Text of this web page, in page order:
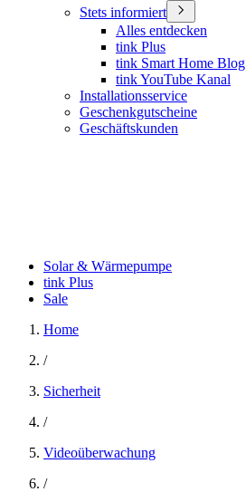
Stets informiert
Alles entdecken
tink Plus
tink Smart Home Blog
tink YouTube Kanal
Installationsservice
Geschenkgutscheine
Geschäftskunden
Solar & Wärmepumpe
tink Plus
Sale
Home
/
Sicherheit
/
Videoüberwachung
/